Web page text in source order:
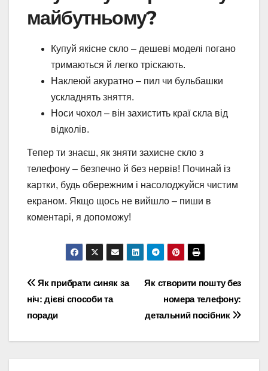
майбутньому?
Купуй якісне скло – дешеві моделі погано
тримаються й легко тріскають.
Наклеюй акуратно – пил чи бульбашки
ускладнять зняття.
Носи чохол – він захистить краї скла від
відколів.
Тепер ти знаєш, як зняти захисне скло з
телефону – безпечно й без нервів! Починай із
картки, будь обережним і насолоджуйся чистим
екраном. Якщо щось не вийшло – пиши в
коментарі, я допоможу!
Навігація
записів
Як створити пошту без
номера телефону:
детальний посібник
Як прибрати синяк за
ніч: дієві способи та
поради